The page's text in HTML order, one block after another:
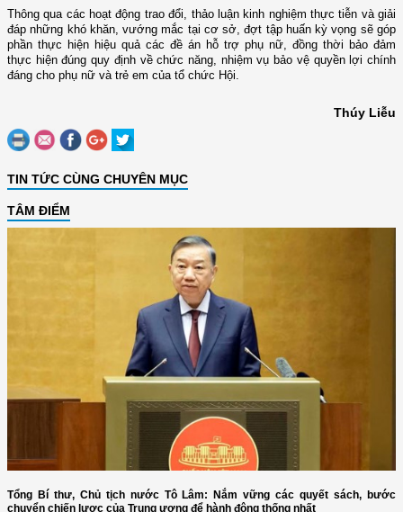
Thông qua các hoạt động trao đổi, thảo luận kinh nghiệm thực tiễn và giải
đáp những khó khăn, vướng mắc tại cơ sở, đợt tập huấn kỳ vọng sẽ góp
phần thực hiện hiệu quả các đề án hỗ trợ phụ nữ, đồng thời bảo đảm
thực hiện đúng quy định về chức năng, nhiệm vụ bảo vệ quyền lợi chính
đáng cho phụ nữ và trẻ em của tổ chức Hội.
Thúy Liễu
TIN TỨC CÙNG CHUYÊN MỤC
TÂM ĐIỂM
Tổng Bí thư, Chủ tịch nước Tô Lâm: Nắm vững các quyết sách, bước
chuyển chiến lược của Trung ương để hành động thống nhất